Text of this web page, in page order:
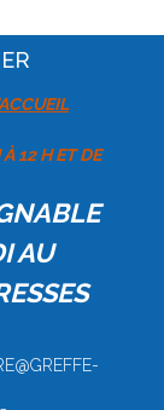
12 H ET DE
AU